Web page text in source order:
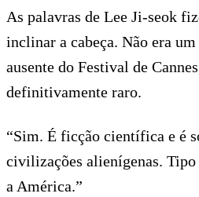
As palavras de Lee Ji-seok
inclinar a cabeça. Não era
ausente do Festival de
definitivamente raro.
“Sim. É ficção científica e é
civilizações alienígenas.
a América.”